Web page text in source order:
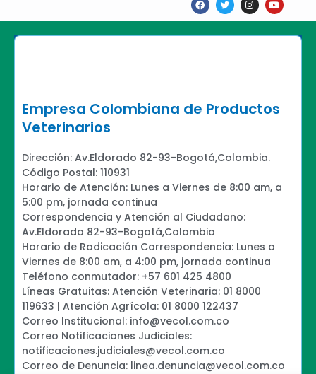
a
c
b
w
i
t
n
s
a
o
u
u
Empresa Colombiana de Productos
Veterinarios
Dirección: Av.Eldorado 82-93-Bogotá,Colombia.
Código Postal: 110931
Horario de Atención: Lunes a Viernes de 8:00 am, a
5:00 pm, jornada continua
Correspondencia y Atención al Ciudadano:
Av.Eldorado 82-93-Bogotá,Colombia
Horario de Radicación Correspondencia: Lunes a
Viernes de 8:00 am, a 4:00 pm, jornada continua
Teléfono conmutador: +57 601 425 4800
Líneas Gratuitas: Atención Veterinaria: 01 8000
119633 | Atención Agrícola: 01 8000 122437
Correo Institucional: info@vecol.com.co
Correo Notificaciones Judiciales:
notificaciones.judiciales@vecol.com.co
Correo de Denuncia: linea.denuncia@vecol.com.co